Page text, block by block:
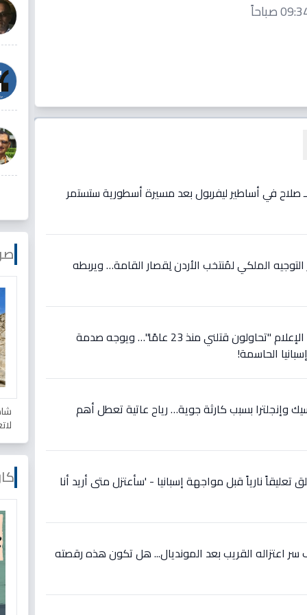
لـ صلاح في أساطير ليفربول بعد مسيرة أسطورية ستستمر
الملكي لمُنتخب الأردن لِقصار القامة… ويربطه
عاجل: رونالدو يصرخ في وجه الإعلام "تحاولون قتلني منذ 23 عامًا"… ويوجه صدمة
الحاسمة!
وإنجلترا بسبب كارثة جوية… رياح عاتية تعطل أهم
تعليقاً نارياً قبل مواجهة إسبانيا - 'سأعتزل متى أريد أنا
اعتزاله القريب بعد المونديال... هل تكون هذه رقصته